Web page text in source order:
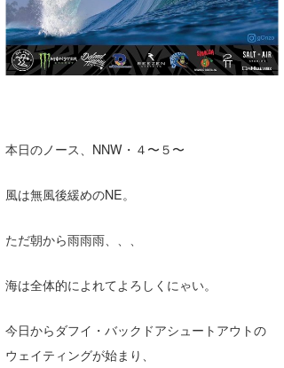
本日のノース、NNW・４〜５〜
風は無風後緩めのNE。
ただ朝から雨雨雨、、、
海は全体的によれてよろしくにゃい。
今日からダフイ・バックドアシュートアウトの
ウェイティングが始まり、
四国
沖縄
サーファーズ
Naoya Kimoto
mitsuteru Kamio
メディア
SURFMEDIA
波伝説アンバサダー/プロライダー